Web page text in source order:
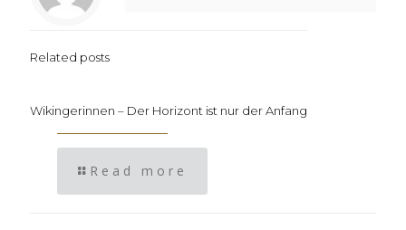
Related posts
Wikingerinnen – Der Horizont ist nur der Anfang
Read more